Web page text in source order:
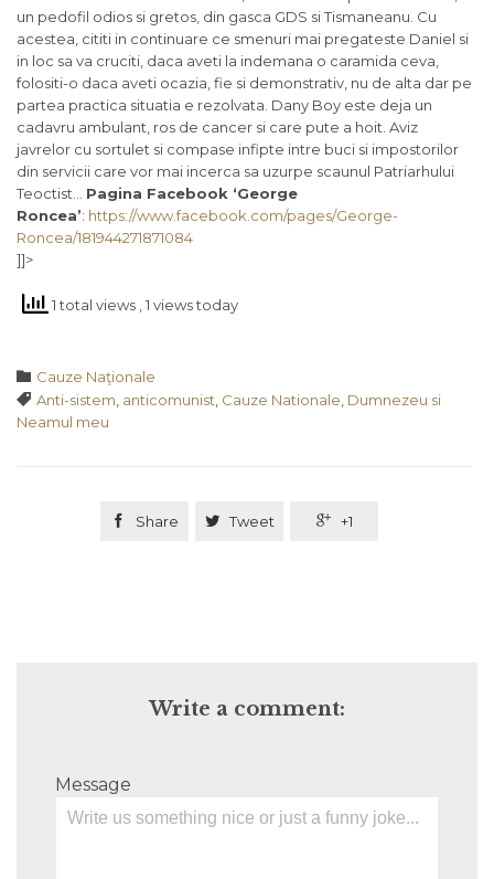
un pedofil odios si gretos, din gasca GDS si Tismaneanu. Cu
acestea, cititi in continuare ce smenuri mai pregateste Daniel si
in loc sa va cruciti, daca aveti la indemana o caramida ceva,
folositi-o daca aveti ocazia, fie si demonstrativ, nu de alta dar pe
partea practica situatia e rezolvata. Dany Boy este deja un
cadavru ambulant, ros de cancer si care pute a hoit. Aviz
javrelor cu sortulet si compase infipte intre buci si impostorilor
din servicii care vor mai incerca sa uzurpe scaunul Patriarhului
Teoctist… Pagina Facebook ‘George
Roncea’: https://www.facebook.com/pages/George-
Roncea/181944271871084
]]>
1 total views , 1 views today
 Category
Cauze Naţionale
 Tags
Anti-sistem anticomunist Cauze Nationale Dumnezeu si
Neamul meu
 Share  Tweet  +1
Write a comment:
Message